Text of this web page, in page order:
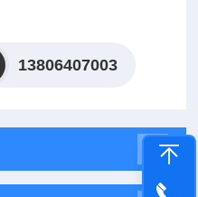
13806407003